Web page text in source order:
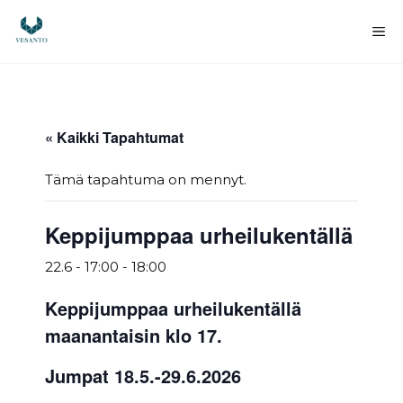
sisältöön
« Kaikki Tapahtumat
Tämä tapahtuma on mennyt.
Keppijumppaa urheilukentällä
22.6 - 17:00 - 18:00
Keppijumppaa urheilukentällä
maanantaisin klo 17.
Jumpat 18.5.-29.6.2026